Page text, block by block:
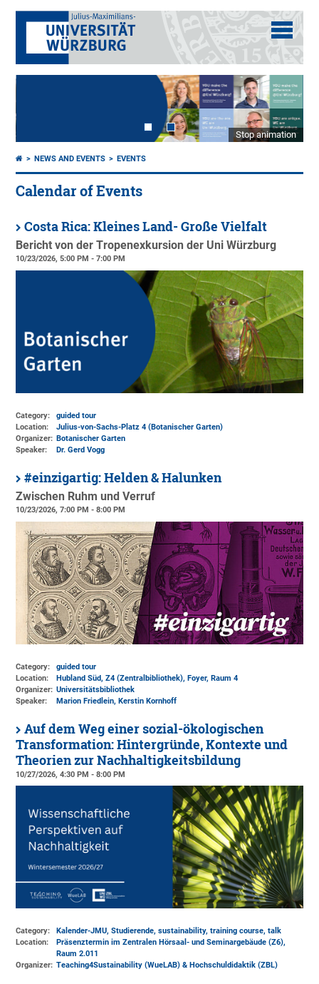
Stop animation
NEWS AND EVENTS EVENTS
Calendar of Events
Costa Rica: Kleines Land- Große Vielfalt
Bericht von der Tropenexkursion der Uni Würzburg
10/23/2026, 5:00 PM - 7:00 PM
Category:
guided tour
Location:
Julius-von-Sachs-Platz 4 (Botanischer Garten)
Organizer: Botanischer Garten
Speaker:
Dr. Gerd Vogg
#einzigartig: Helden & Halunken
Zwischen Ruhm und Verruf
10/23/2026, 7:00 PM - 8:00 PM
Category:
guided tour
Location:
Hubland Süd, Z4 (Zentralbibliothek), Foyer, Raum 4
Organizer: Universitätsbibliothek
Speaker:
Marion Friedlein, Kerstin Kornhoff
Auf dem Weg einer sozial-ökologischen
Transformation: Hintergründe, Kontexte und
Theorien zur Nachhaltigkeitsbildung
10/27/2026, 4:30 PM - 8:00 PM
Category:
Kalender-JMU, Studierende, sustainability, training course, talk
Location:
Präsenztermin im Zentralen Hörsaal- und Seminargebäude (Z6),
Raum 2.011
Organizer: Teaching4Sustainability (WueLAB) & Hochschuldidaktik (ZBL)